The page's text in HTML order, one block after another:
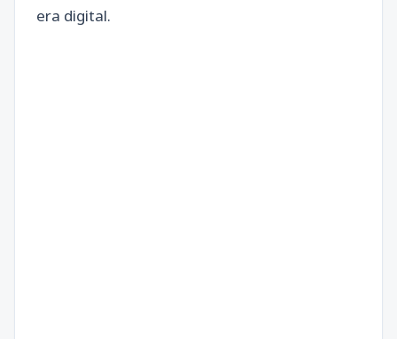
era digital.